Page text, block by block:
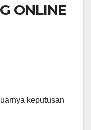
ONLINE
keputusan